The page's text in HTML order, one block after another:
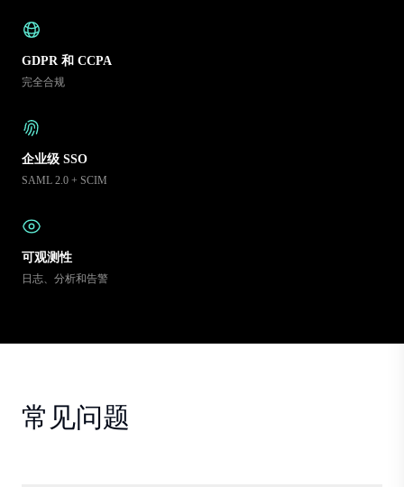
GDPR 和 CCPA
完全合规
企业级 SSO
SAML 2.0 + SCIM
可观测性
日志、分析和告警
常见问题